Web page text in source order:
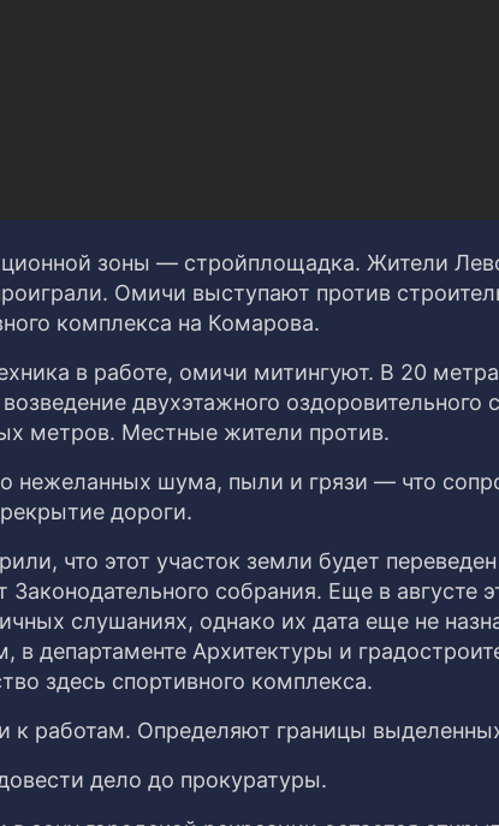
зоны — стройплощадка. Жители
Омичи выступают против
комплекса на Комарова.
в работе, омичи митингуют. В 20
двухэтажного оздоровительного
метров. Местные жители против.
нежеланных шума, пыли и грязи — что
дороги.
что этот участок земли будет
собрания. Еще в августе
слушаниях, однако их дата еще не
в департаменте Архитектуры и
здесь спортивного комплекса.
к работам. Определяют границы
дело до прокуратуры.